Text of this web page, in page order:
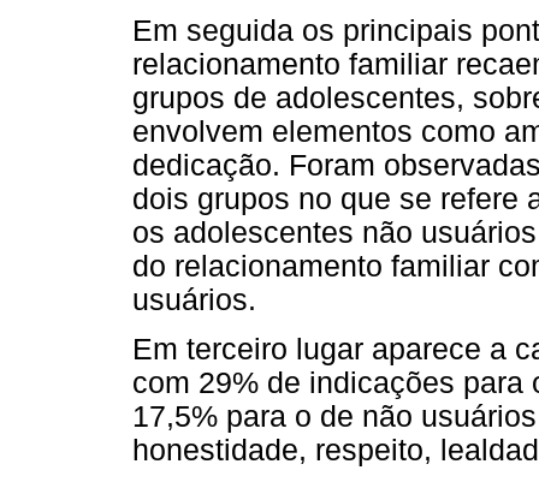
Em seguida os principais
relacionamento familiar
grupos de adolescentes,
envolvem elementos como
dedicação. Foram
dois grupos no que se refere
os adolescentes não
do relacionamento familiar
usuários.
Em terceiro lugar aparece a
com 29% de indicações
17,5% para o de não
honestidade, respeito,